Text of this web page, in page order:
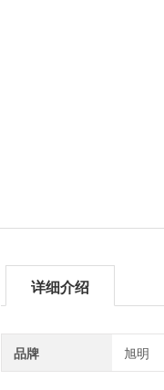
详细介绍
品牌 旭明